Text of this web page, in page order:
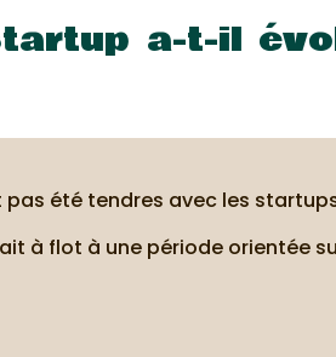
a-t-il
pas été tendres avec les
à flot à une période orientée